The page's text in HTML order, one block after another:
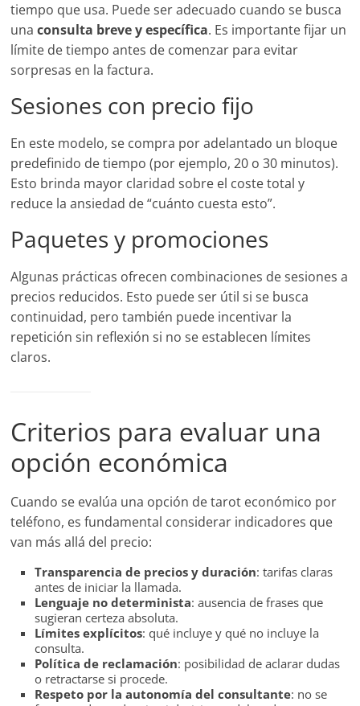
tiempo que usa. Puede ser adecuado cuando se busca
unaconsulta breve y específica. Es importante fijar un
límite de tiempo antes de comenzar para evitar
sorpresas en la factura.
Sesiones con precio fijo
En este modelo, se compra por adelantado un bloque
predefinido de tiempo (por ejemplo, 20 o 30 minutos).
Esto brinda mayor claridad sobre el coste total y
reduce la ansiedad de “cuánto cuesta esto”.
Paquetes y promociones
Algunas prácticas ofrecen combinaciones de sesiones a
precios reducidos. Esto puede ser útil si se busca
continuidad, pero también puede incentivar la
repetición sin reflexión si no se establecen límites
claros.
Criterios para evaluar una
opción económica
Cuando se evalúa una opción de tarot económico por
teléfono, es fundamental considerar indicadores que
van más allá del precio:
Transparencia de precios y duración: tarifas claras
antes de iniciar la llamada.
Lenguaje no determinista: ausencia de frases que
sugieran certeza absoluta.
Límites explícitos: qué incluye y qué no incluye la
consulta.
Política de reclamación: posibilidad de aclarar dudas
o retractarse si procede.
Respeto por la autonomía del consultante: no se